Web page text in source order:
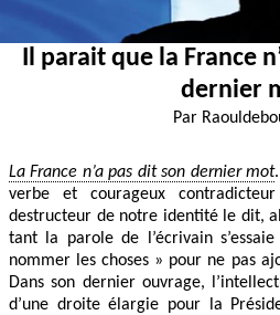
Il parait que la France
dernier
Par
La France n’a pas dit son dernier mot
verbe et courageux
destructeur de notre identité le dit,
tant la parole de l’écrivain
nommer les choses » pour ne pas
Dans son dernier ouvrage,
d’une droite élargie pour la